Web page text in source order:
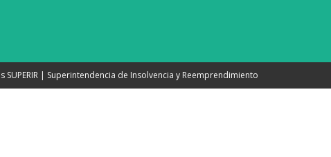
| Superintendencia de Insolvencia y Reemprendimiento